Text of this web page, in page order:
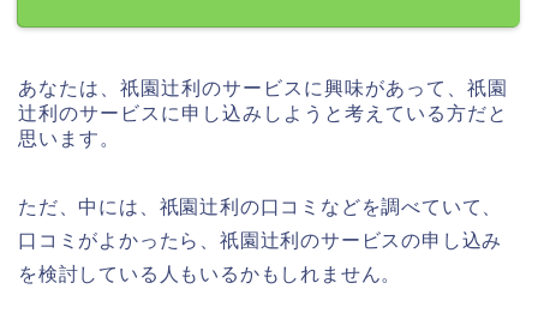
あなたは、祇園辻利のサービスに興味があって、祇園
辻利のサービスに申し込みしようと考えている方だと
思います。
ただ、中には、祇園辻利の口コミなどを調べていて、
口コミがよかったら、祇園辻利のサービスの申し込み
を検討している人もいるかもしれません。